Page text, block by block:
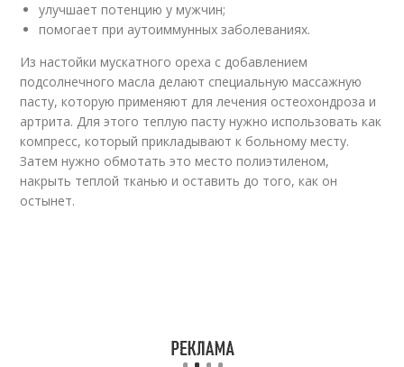
улучшает потенцию у мужчин;
помогает при аутоиммунных заболеваниях.
Из настойки мускатного ореха с добавлением
подсолнечного масла делают специальную массажную
пасту, которую применяют для лечения остеохондроза и
артрита. Для этого теплую пасту нужно использовать как
компресс, который прикладывают к больному месту.
Затем нужно обмотать это место полиэтиленом,
накрыть теплой тканью и оставить до того, как он
остынет.